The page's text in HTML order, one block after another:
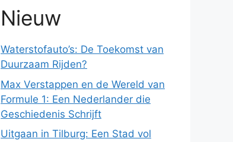
Nieuw
Waterstofauto’s: De Toekomst van
Duurzaam Rijden?
Max Verstappen en de Wereld van
Formule 1: Een Nederlander die
Geschiedenis Schrijft
Uitgaan in Tilburg: Een Stad vol